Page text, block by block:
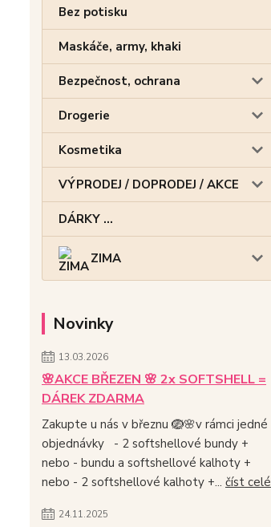
Bez potisku
Maskáče, army, khaki
Bezpečnost, ochrana
Drogerie
Kosmetika
VÝPRODEJ / DOPRODEJ / AKCE
DÁRKY ...
ZIMA
Novinky
13.03.2026
🌸AKCE BŘEZEN 🌸 2x SOFTSHELL =
DÁREK ZDARMA
Zakupte u nás v březnu 🪺🌸v rámci jedné
objednávky - 2 softshellové bundy +
nebo - bundu a softshellové kalhoty +
nebo - 2 softshellové kalhoty +... číst celé
24.11.2025